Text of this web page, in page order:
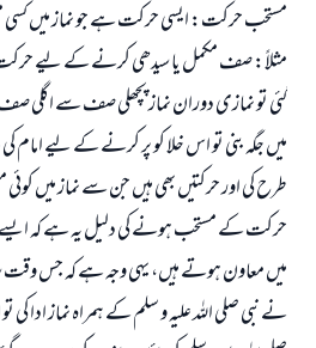
مستحب حرکت: ایسی حرکت ہے جو نماز میں
مثلاً: صف مکمل یا سیدھی کرنے کے لیے حرکت
گئی تو نمازی دوران نماز پچھلی صف سے اگلی
میں جگہ بنی تو اس خلا کو پر کرنے کے لیے
طرح کی اور حرکتیں بھی ہیں جن سے نماز میں
حرکت کے مستحب ہونے کی دلیل یہ ہے کہ
میں معاون ہوتے ہیں، یہی وجہ ہے کہ جس وقت
نے نبی صلی اللہ علیہ و سلم کے ہمراہ نماز ادا